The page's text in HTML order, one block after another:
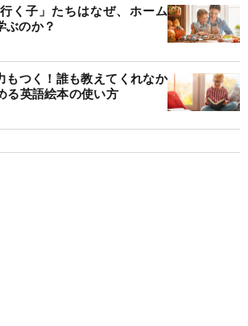
く子」たちはなぜ、ホーム
ぶのか？
もつく！誰も教えてくれなか
る英語絵本の使い方